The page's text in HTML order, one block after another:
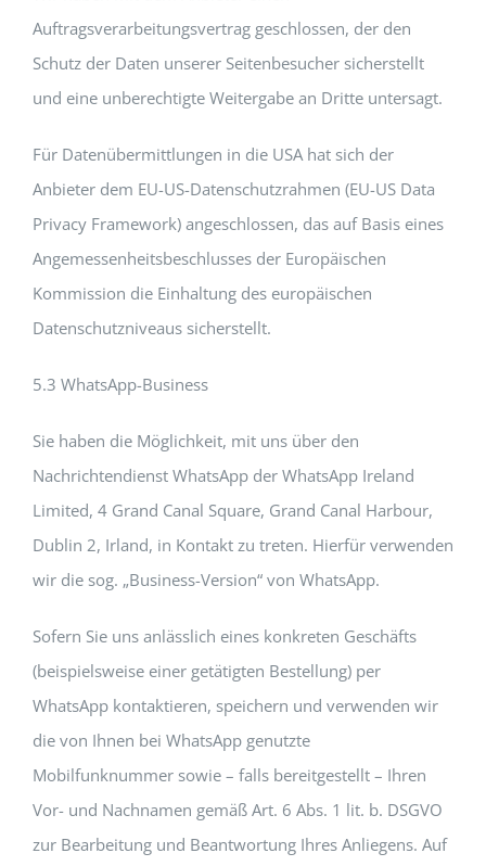
Auftragsverarbeitungsvertrag geschlossen, der den
Schutz der Daten unserer Seitenbesucher sicherstellt
und eine unberechtigte Weitergabe an Dritte untersagt.
Für Datenübermittlungen in die USA hat sich der
Anbieter dem EU-US-Datenschutzrahmen (EU-US Data
Privacy Framework) angeschlossen, das auf Basis eines
Angemessenheitsbeschlusses der Europäischen
Kommission die Einhaltung des europäischen
Datenschutzniveaus sicherstellt.
5.3 WhatsApp-Business
Sie haben die Möglichkeit, mit uns über den
Nachrichtendienst WhatsApp der WhatsApp Ireland
Limited, 4 Grand Canal Square, Grand Canal Harbour,
Dublin 2, Irland, in Kontakt zu treten. Hierfür verwenden
wir die sog. „Business-Version“ von WhatsApp.
Sofern Sie uns anlässlich eines konkreten Geschäfts
(beispielsweise einer getätigten Bestellung) per
WhatsApp kontaktieren, speichern und verwenden wir
die von Ihnen bei WhatsApp genutzte
Mobilfunknummer sowie – falls bereitgestellt – Ihren
Vor- und Nachnamen gemäß Art. 6 Abs. 1 lit. b. DSGVO
zur Bearbeitung und Beantwortung Ihres Anliegens. Auf